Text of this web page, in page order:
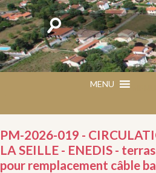
Rechercher
PM-2026-019 -
LA SEILLE - ENEDIS -
pour remplacement câble